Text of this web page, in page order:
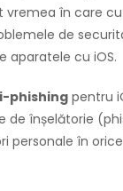
vremea în care
de
aparatele cu iOS.
phishingpentru
de înșelătorie
personale în